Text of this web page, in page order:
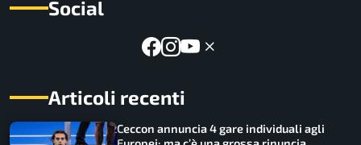
Social
Articoli recenti
Ceccon annuncia 4 gare individuali agli